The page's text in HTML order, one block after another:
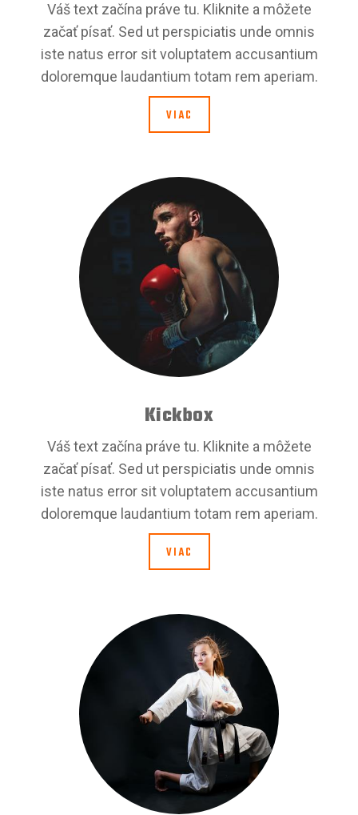
Váš text začína práve tu. Kliknite a môžete
začať písať. Sed ut perspiciatis unde omnis
iste natus error sit voluptatem accusantium
doloremque laudantium totam rem aperiam.
VIAC
Kickbox
Váš text začína práve tu. Kliknite a môžete
začať písať. Sed ut perspiciatis unde omnis
iste natus error sit voluptatem accusantium
doloremque laudantium totam rem aperiam.
VIAC